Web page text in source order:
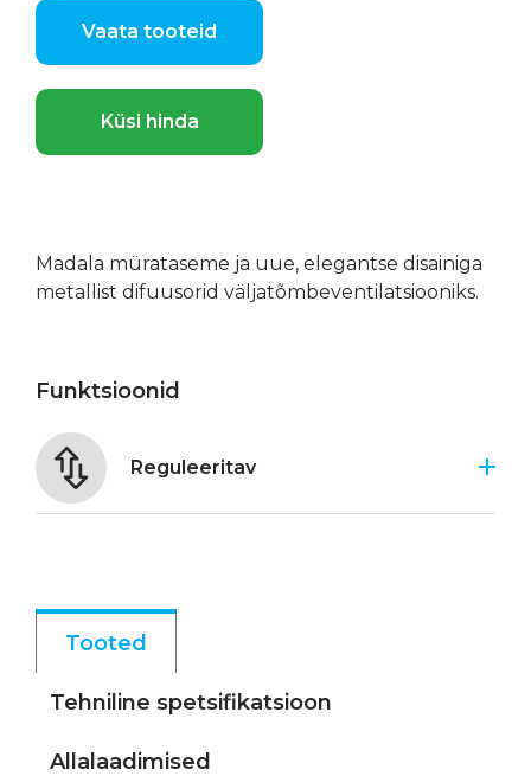
Vaata tooteid
Küsi hinda
Madala mürataseme ja uue, elegantse disainiga
metallist difuusorid väljatõmbeventilatsiooniks.
Funktsioonid
Reguleeritav
Tooted
Tehniline spetsifikatsioon
Allalaadimised